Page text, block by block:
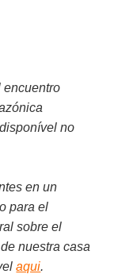
encuentro
no
en un
para el
sobre el
nuestra casa
aqui.